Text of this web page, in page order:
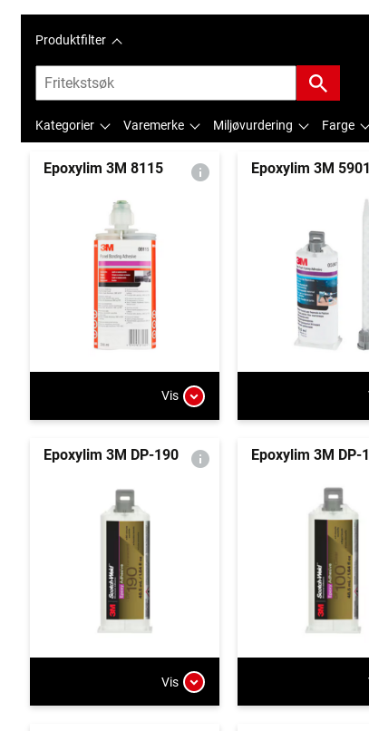
Produktfilter
Kategorier Varemerke Miljøvurdering Farge
Epoxylim 3M 8115
Vis
Epoxylim 3M 5901
Epoxylim 3M DP-190
Vis
Epoxylim 3M DP-